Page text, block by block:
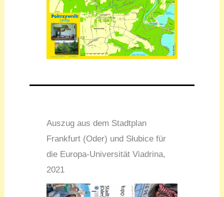
Auszug aus dem Stadtplan
Frankfurt (Oder) und Słubice für
die Europa-Universität Viadrina,
2021